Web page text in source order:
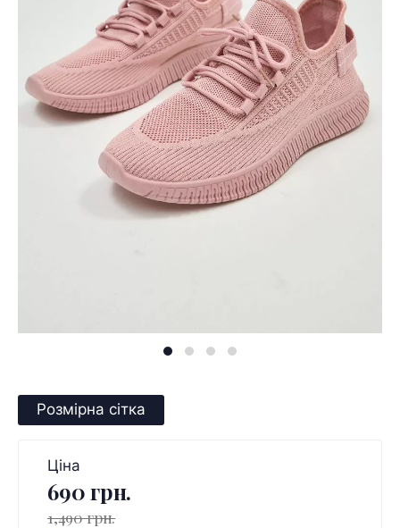
Розмірна сітка
Ціна
690 грн.
1,490 грн.